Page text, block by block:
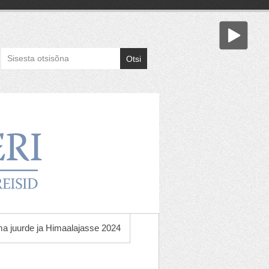
Otsi
juurde ja Himaalajasse 2024